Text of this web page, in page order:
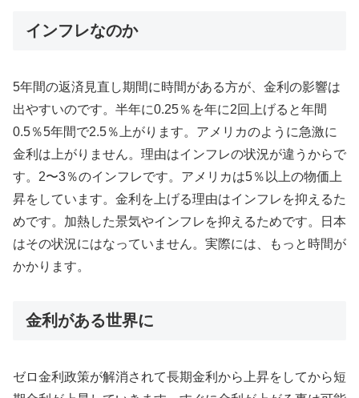
インフレなのか
5年間の返済見直し期間に時間がある方が、金利の影響は
出やすいのです。半年に0.25％を年に2回上げると年間
0.5％5年間で2.5％上がります。アメリカのように急激に
金利は上がりません。理由はインフレの状況が違うからで
す。2〜3％のインフレです。アメリカは5％以上の物価上
昇をしています。金利を上げる理由はインフレを抑えるた
めです。加熱した景気やインフレを抑えるためです。日本
はその状況にはなっていません。実際には、もっと時間が
かかります。
金利がある世界に
ゼロ金利政策が解消されて長期金利から上昇をしてから短